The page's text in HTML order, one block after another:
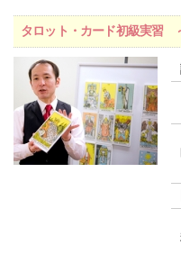
タロット・カード初級実習